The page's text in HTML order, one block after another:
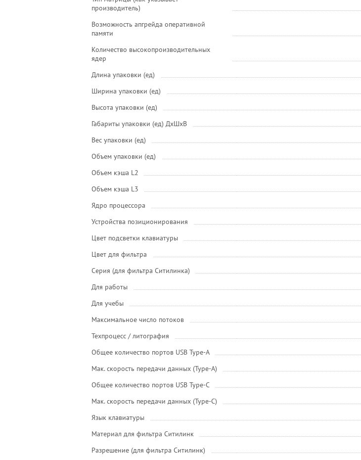
производитель)
Возможность апгрейда оперативной
памяти
Количество высокопроизводительных
ядер
Длина упаковки (ед)
Ширина упаковки (ед)
Высота упаковки (ед)
Габариты упаковки (ед) ДхШхВ
Вес упаковки (ед)
Объем упаковки (ед)
Объем кэша L2
Объем кэша L3
Ядро процессора
Устройства позиционирования
Цвет подсветки клавиатуры
Цвет для фильтра
Серия (для фильтра Ситилинка)
Для работы
Для учебы
Максимальное число потоков
Техпроцесс / литография
Общее количество портов USB Type-A
Мак. скорость передачи данных (Type-A)
Общее количество портов USB Type-С
Мак. скорость передачи данных (Type-C)
Язык клавиатуры
Материал для фильтра Ситилинк
Разрешение (для фильтра Ситилинк)